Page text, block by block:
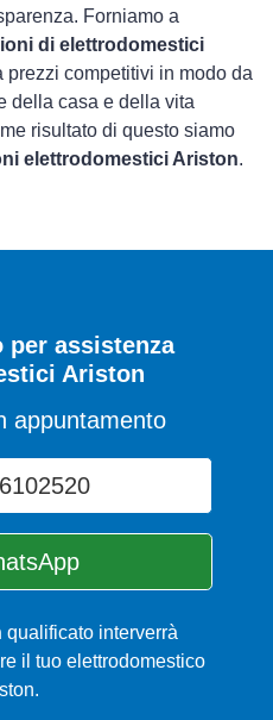
Forniamo a
di elettrodomestici
prezzi competitivi in modo da
della casa e della vita
risultato di questo siamo
elettrodomestici Ariston.
per assistenza
Ariston
appuntamento
qualificato interverrà
il tuo elettrodomestico